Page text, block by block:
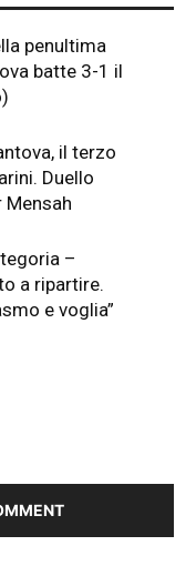
penultima
batte 3-1 il
il terzo
Duello
Mensah
–
a ripartire.
e voglia”